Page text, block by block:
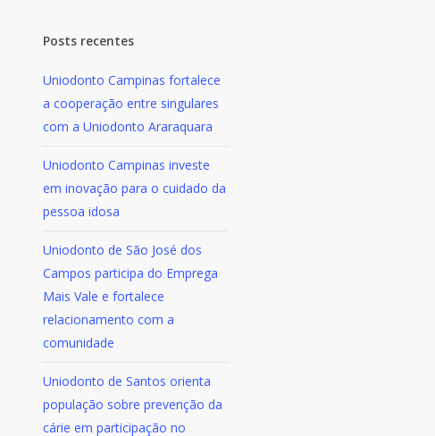
Posts recentes
Uniodonto Campinas fortalece
a cooperação entre singulares
com a Uniodonto Araraquara
Uniodonto Campinas investe
em inovação para o cuidado da
pessoa idosa
Uniodonto de São José dos
Campos participa do Emprega
Mais Vale e fortalece
relacionamento com a
comunidade
Uniodonto de Santos orienta
população sobre prevenção da
cárie em participação no